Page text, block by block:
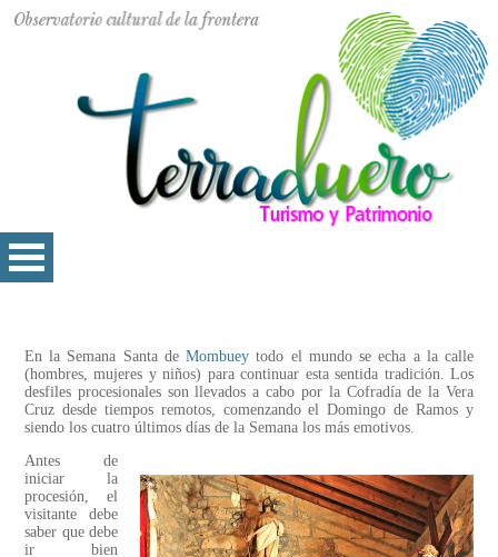
En la Semana Santa deMombuey todo el mundo se echa a la calle
(hombres, mujeres y niños) para continuar esta sentida tradición. Los
desfiles procesionales son llevados a cabo por la Cofradía de la Vera
Cruz desde tiempos remotos, comenzando el Domingo de Ramos y
siendo los cuatro últimos días de la Semana los más emotivos.
Antes de
iniciar la
procesión, el
visitante debe
saber que debe
ir bien